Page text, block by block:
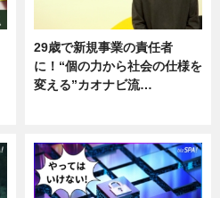
29歳で新規事業の責任者
に！“個の力から社会の仕様を
変える”カオナビ流…